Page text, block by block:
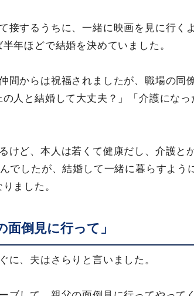
接するうちに、一緒に映画を見に行く
年ほどで結婚を決めていました。
間からは祝福されましたが、職場の同
人と結婚して大丈夫？」「介護にな
るけど、本人は若くて健康だし、介護と
でしたが、結婚して一緒に暮らすよう
ました。
面倒見に行って」
に、夫はさらりと言いました。